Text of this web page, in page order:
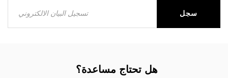
سجل
هل تحتاج مساعدة؟